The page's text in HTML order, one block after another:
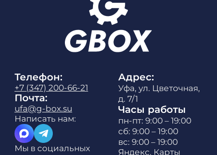
Телефон:
+7 (347) 200-66-21
Почта:
ufa@g-box.su
Написать нам:
Мы в социальных
Адрес:
Уфа, ул. Цветочная,
д. 7/1
Часы работы
пн-пт: 9:00 – 19:00
сб: 9:00 – 19:00
вс: 9:00 – 19:00
Яндекс. Карты